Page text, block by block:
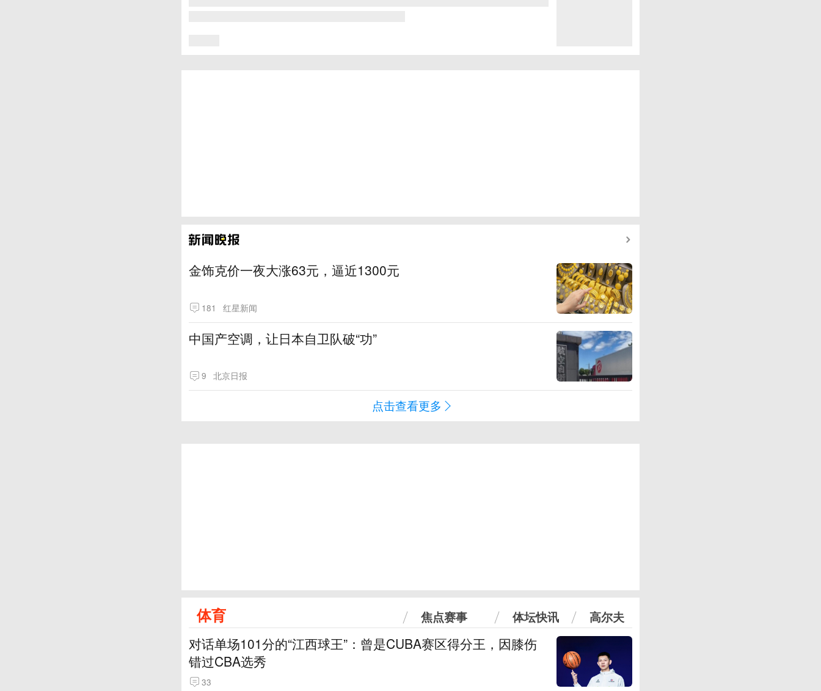
金饰克价一夜大涨63元，逼近1300元
181 红星新闻
中国产空调，让日本自卫队破“功”
9 北京日报
点击查看更多
体育 焦点赛事 体坛快讯 高尔夫
对话单场101分的“江西球王”：曾是CUBA赛区得分王，因膝伤
错过CBA选秀
33